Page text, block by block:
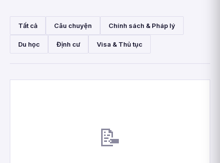
Tất cả Câu chuyện Chính sách & Pháp lý
Du học Định cư Visa & Thủ tục
📝